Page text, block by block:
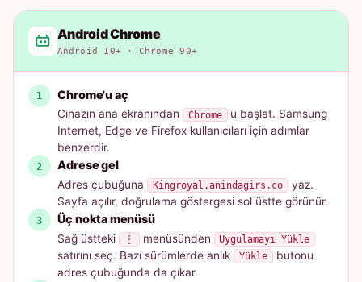
Android Chrome
Android 10+ · Chrome 90+
Chrome'u aç
Cihazın ana ekranından Chrome 'u başlat. Samsung
Internet, Edge ve Firefox kullanıcıları için adımlar
benzerdir.
Adrese gel
Adres çubuğuna Kingroyal.anindagirs.co
yaz.
Sayfa açılır, doğrulama göstergesi sol üstte görünür.
Üç nokta menüsü
Sağ üstteki ⋮ menüsünden Uygulamayı Yükle
satırını seç. Bazı sürümlerde anlık Yükle
butonu
adres çubuğunda da çıkar.